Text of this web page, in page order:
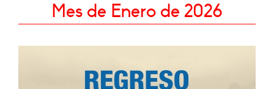
Mes de Enero de 2026